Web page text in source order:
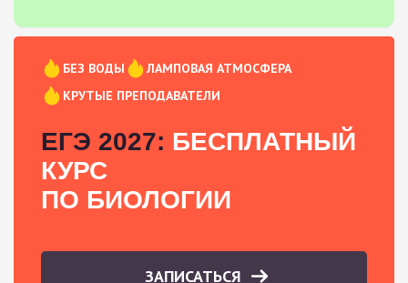
БЕЗ ВОДЫ
ЛАМПОВАЯ АТМОСФЕРА
КРУТЫЕ ПРЕПОДАВАТЕЛИ
ЕГЭ 2027: БЕСПЛАТНЫЙ
КУРС
ПО БИОЛОГИИ
ЗАПИСАТЬСЯ